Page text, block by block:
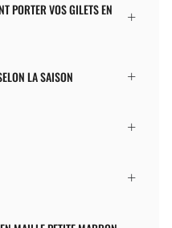
PORTER VOS GILETS EN
LA SAISON